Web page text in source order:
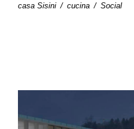
casa Sisini / cucina / Social